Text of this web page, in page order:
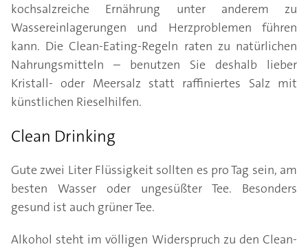
kochsalzreiche Ernährung unter anderem zu
Wassereinlagerungen und Herzproblemen führen
kann. Die Clean-Eating-Regeln raten zu natürlichen
Nahrungsmitteln – benutzen Sie deshalb lieber
Kristall- oder Meersalz statt raffiniertes Salz mit
künstlichen Rieselhilfen.
Clean Drinking
Gute zwei Liter Flüssigkeit sollten es pro Tag sein, am
besten Wasser oder ungesüßter Tee. Besonders
gesund ist auch grüner Tee.
Alkohol steht im völligen Widerspruch zu den Clean-